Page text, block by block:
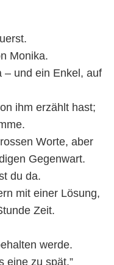
Monika.
– und ein Enkel, auf
ihm erzählt hast;
Worte, aber
Gegenwart.
du da.
mit einer Lösung,
Zeit.
werde.
eine zu spät.”